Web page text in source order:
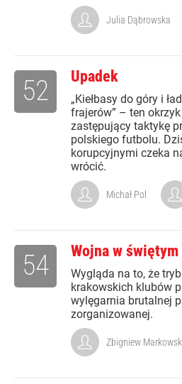
Julia Dąbrowska
Upadek
„Kiełbasy do góry i
frajerów” – ten
zastępujący taktykę
polskiego futbolu.
korupcyjnymi czeka
wrócić.
52
Michał Pol
Wojna w
Wygląda na to, że
krakowskich klubów
wylęgarnia brutalnej
zorganizowanej.
54
Zbigniew